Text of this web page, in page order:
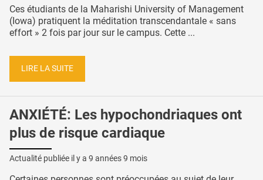
Ces étudiants de la Maharishi University of Management
(Iowa) pratiquent la méditation transcendantale « sans
effort » 2 fois par jour sur le campus. Cette ...
LIRE LA SUITE
ANXIÉTÉ: Les hypochondriaques ont
plus de risque cardiaque
Actualité publiée il y a 9 années 9 mois